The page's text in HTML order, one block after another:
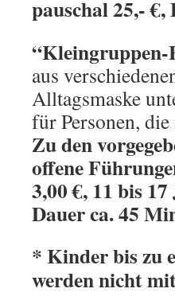
pauschal 25,-
aus
Alltagsmaske
für Personen,
Zu den
offene
3,00 €, 11 bis
Dauer ca. 45
*Kinder bis zu
werden nicht